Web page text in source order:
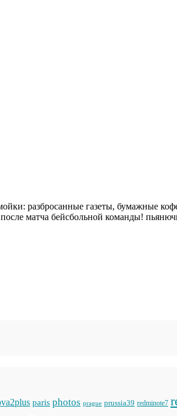
разбросанные газеты, бумажные
матча бейсбольной команды!
paris photos prague prussia39 redminote7